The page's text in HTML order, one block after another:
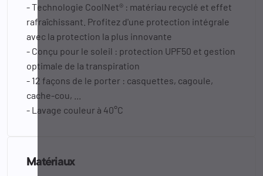
- Technologie CoolNet® : matériau recyclé et effet
rafraîchissant. Profitez d'une protection intégrale
avec la protection la plus innovante
- Conçu pour le soleil : protection UPF50 et gestion
optimale de la transpiration
- 12 façons de le porter : casquettes, cagoule,
cache-cou, ...
- Lavage couleur à 40°C
Matériaux